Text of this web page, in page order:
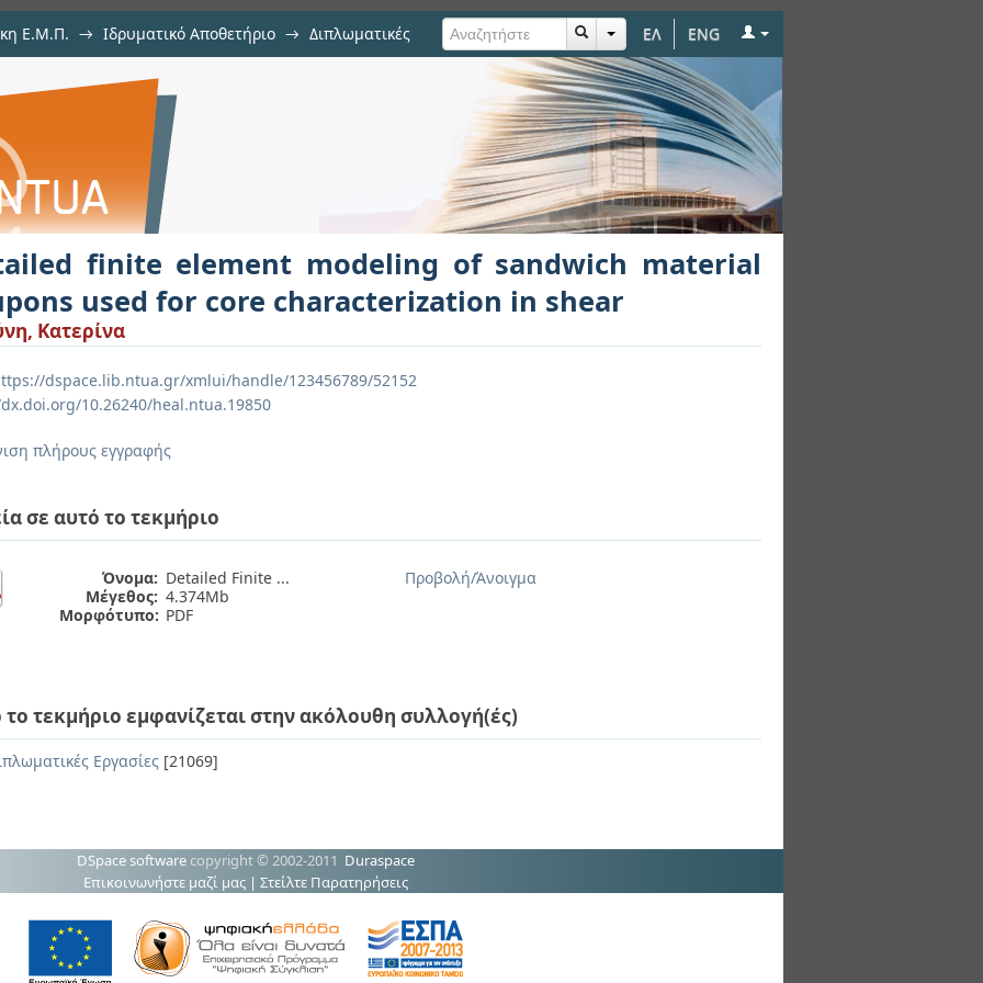
ΕΛ ENG
Ε.Μ.Π. → Ιδρυματικό Αποθετήριο → Διπλωματικές
modeling of sandwich material coupons used for
shear
finite element modeling of sandwich material
used for core characterization in shear
Κατερίνα
dspace.lib.ntua.gr/xmlui/handle/123456789/52152
10.26240/heal.ntua.19850
πλήρους εγγραφής
σε αυτό το τεκμήριο
Όνομα: Detailed Finite ...
Μέγεθος: 4.374Mb
Μορφότυπο: PDF
Προβολή/Άνοιγμα
το τεκμήριο εμφανίζεται στην ακόλουθη συλλογή(ές)
Εργασίες [21069]
DSpace software copyright © 2002-2011 Duraspace
Επικοινωνήστε μαζί μας | Στείλτε Παρατηρήσεις